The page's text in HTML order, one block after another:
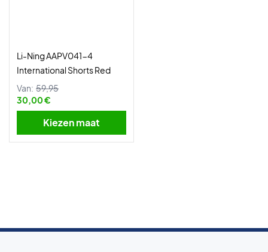
Li-Ning AAPV041-4
International Shorts Red
Van: 59,95
30,00 €
Kiezen maat